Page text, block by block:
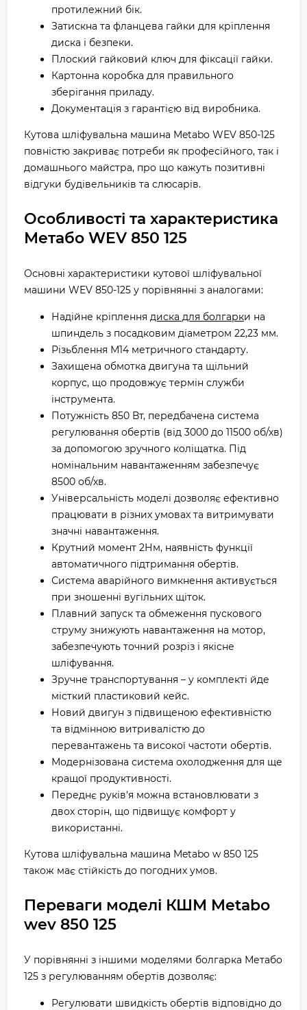
протилежний бік.
Затискна та фланцева гайки для кріплення
диска і безпеки.
Плоский гайковий ключ для фіксації гайки.
Картонна коробка для правильного
зберігання приладу.
Документація з гарантією від виробника.
Кутова шліфувальна машина Metabo WEV 850-125
повністю закриває потреби як професійного, так і
домашнього майстра, про що кажуть позитивні
відгуки будівельників та слюсарів.
Особливості та характеристика
Метабо WEV 850 125
Основні характеристики кутової шліфувальної
машини WEV 850-125 у порівнянні з аналогами:
Надійне кріплення диска для болгарки на
шпиндель з посадковим діаметром 22,23 мм.
Різьблення М14 метричного стандарту.
Захищена обмотка двигуна та щільний
корпус, що продовжує термін служби
інструмента.
Потужність 850 Вт, передбачена система
регулювання обертів (від 3000 до 11500 об/хв)
за допомогою зручного коліщатка. Під
номінальним навантаженням забезпечує
8500 об/хв.
Універсальність моделі дозволяє ефективно
працювати в різних умовах та витримувати
значні навантаження.
Крутний момент 2Нм, наявність функції
автоматичного підтримання обертів.
Система аварійного вимкнення активується
при зношенні вугільних щіток.
Плавний запуск та обмеження пускового
струму знижують навантаження на мотор,
забезпечують точний розріз і якісне
шліфування.
Зручне транспортування – у комплекті йде
місткий пластиковий кейс.
Новий двигун з підвищеною ефективністю
та відмінною витривалістю до
перевантажень та високої частоти обертів.
Модернізована система охолодження для ще
кращої продуктивності.
Переднє руків'я можна встановлювати з
двох сторін, що підвищує комфорт у
використанні.
Кутова шліфувальна машина Metabo w 850 125
також має стійкість до погодних умов.
Переваги моделі КШМ Metabo
wev 850 125
У порівнянні з іншими моделями болгарка Метабо
125 з регулюванням обертів дозволяє:
Регулювати швидкість обертів відповідно до